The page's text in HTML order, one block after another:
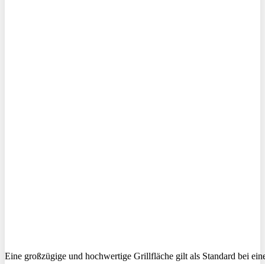
Eine großzügige und hochwertige Grillfläche gilt als Standard bei